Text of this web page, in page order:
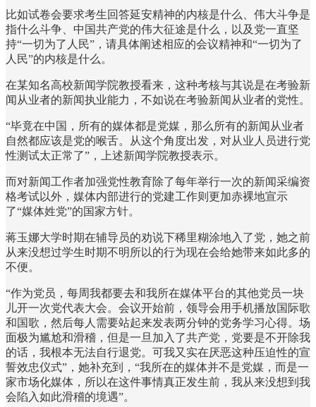
比如试卷会要求考生回答延安精神的内核是什么、伟大斗争是
指什么斗争、中国共产党的伟大征途是什么，以及党一直坚
持“一切为了人民”，请具体阐述相应的会议精神和“一切为了
人民”的内核是什么。
在某知名高校新闻学院教授看来，这种考核与其说是在考验新
闻从业者的新闻执业能力，不如说在考验新闻从业者的党性。
“毕竟在中国，所有的媒体都是党媒，那么所有的新闻从业者
自然都应该是党的喉舌。从这个角度出发，对从业人员进行党
性测试太正常了”，上述新闻学院教授表示。
而对新闻工作者加强党性教育除了每年举行一次的新闻采编资
格考试以外，媒体内部进行的党建工作则更加赤裸地宣示
了“媒体姓党”的国家方针。
蒋玉娜大学时期在辅导员的劝说下稀里糊涂地入了党，她之前
从来没想过学生时期不明所以的行为现在会给她带来如此多的
不便。
“作为党员，每周我都要去和我所在媒体平台的其他党员一块
儿开一次党代表大会。会议开始前，领导会用手机播放国际歌
和国歌，然后每人需要站起来发表两分钟的党务学习心得。场
面极为尴尬和滑稽，但是一旦加入了共产党，党要是不开除我
的话，我根本无法自行退党。可我又实在厌恶这种压迫性的宣
誓效忠仪式”，她补充到，“我所在的媒体并不是党媒，而是一
家市场化媒体，所以在这件事情真正发生前，我从来没想到我
会陷入如此滑稽的境遇”。